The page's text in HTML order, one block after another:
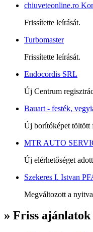
chiuveteonline.ro
Frissítette leírását.
Turbomaster
Frissítette leírását.
Endocordis SRL
Új Centrum
Bauart - festék,
Új borítóképet töltött
MTR AUTO
Új elérhetőséget
Szekeres I. Istvan
Megváltozott a
» Friss ajánlatok